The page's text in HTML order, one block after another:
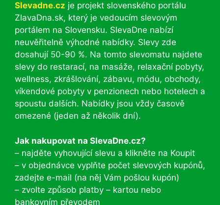
Slevadne.cz je projekt slovenského portálu
ZlavaDna.sk, který je vedoucím slevovým
portálem na Slovensku. SlevaDne nabízí
neuvěřitelně výhodné nabídky. Slevy zde
dosahují 50-90 %. Na tomto slevomatu najdete
slevy do restarací, na masáže, relaxační pobyty,
wellness, zkrášlování, zábavu, módu, obchody,
víkendové pobyty v penzionech nebo hotelech a
spoustu dalších. Nabídky jsou vždy časově
omezené (jeden až několik dní).
Jak nakupovat na SlevaDne.cz?
– najděte vyhovující slevu a klikněte na Koupit
– v objednávce vyplňte počet slevových kupónů,
zadejte e-mail (na něj Vám pošlou kupón)
– zvolte způsob platby – kartou nebo
bankovním převodem